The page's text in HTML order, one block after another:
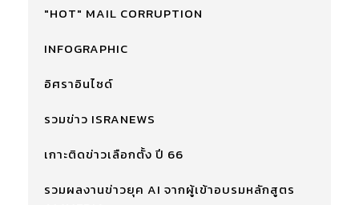
"HOT" MAIL CORRUPTION
INFOGRAPHIC
อิศราอินไซด์
รวมข่าว ISRANEWS
เกาะติดข่าวเลือกตั้ง ปี 66
รวมผลงานข่าวยุค AI จากผู้เข้าอบรมหลักสูตร